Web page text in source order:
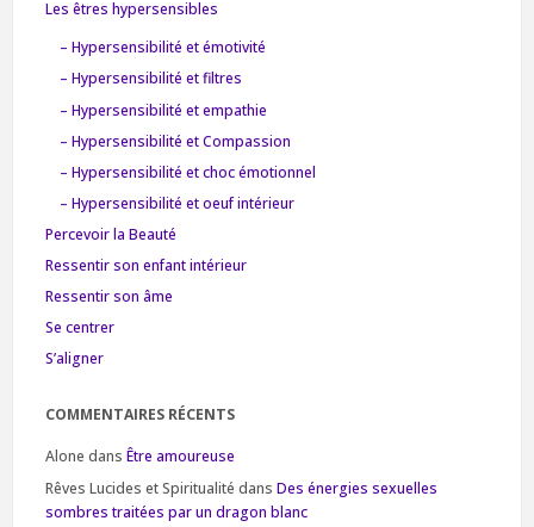
Les êtres hypersensibles
– Hypersensibilité et émotivité
– Hypersensibilité et filtres
– Hypersensibilité et empathie
– Hypersensibilité et Compassion
– Hypersensibilité et choc émotionnel
– Hypersensibilité et oeuf intérieur
Percevoir la Beauté
Ressentir son enfant intérieur
Ressentir son âme
Se centrer
S’aligner
COMMENTAIRES RÉCENTS
Alone dans Être amoureuse
Rêves Lucides et Spiritualité dans Des énergies sexuelles
sombres traitées par un dragon blanc